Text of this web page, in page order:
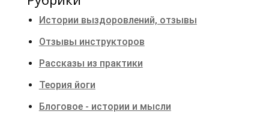
Истории выздоровлений, отзывы
Отзывы инструкторов
Рассказы из практики
Теория йоги
Блоговое - истории и мысли